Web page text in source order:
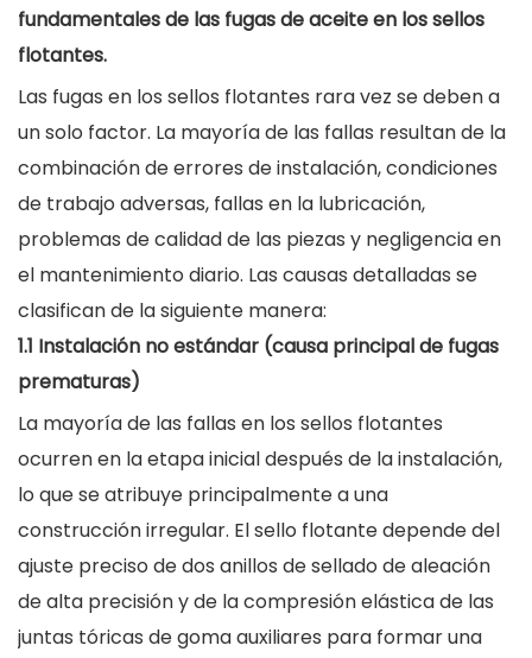
fundamentales de las fugas de aceite en los sellos
flotantes.
Las fugas en los sellos flotantes rara vez se deben a
un solo factor. La mayoría de las fallas resultan de la
combinación de errores de instalación, condiciones
de trabajo adversas, fallas en la lubricación,
problemas de calidad de las piezas y negligencia en
el mantenimiento diario. Las causas detalladas se
clasifican de la siguiente manera:
1.1 Instalación no estándar (causa principal de fugas
prematuras)
La mayoría de las fallas en los sellos flotantes
ocurren en la etapa inicial después de la instalación,
lo que se atribuye principalmente a una
construcción irregular. El sello flotante depende del
ajuste preciso de dos anillos de sellado de aleación
de alta precisión y de la compresión elástica de las
juntas tóricas de goma auxiliares para formar una